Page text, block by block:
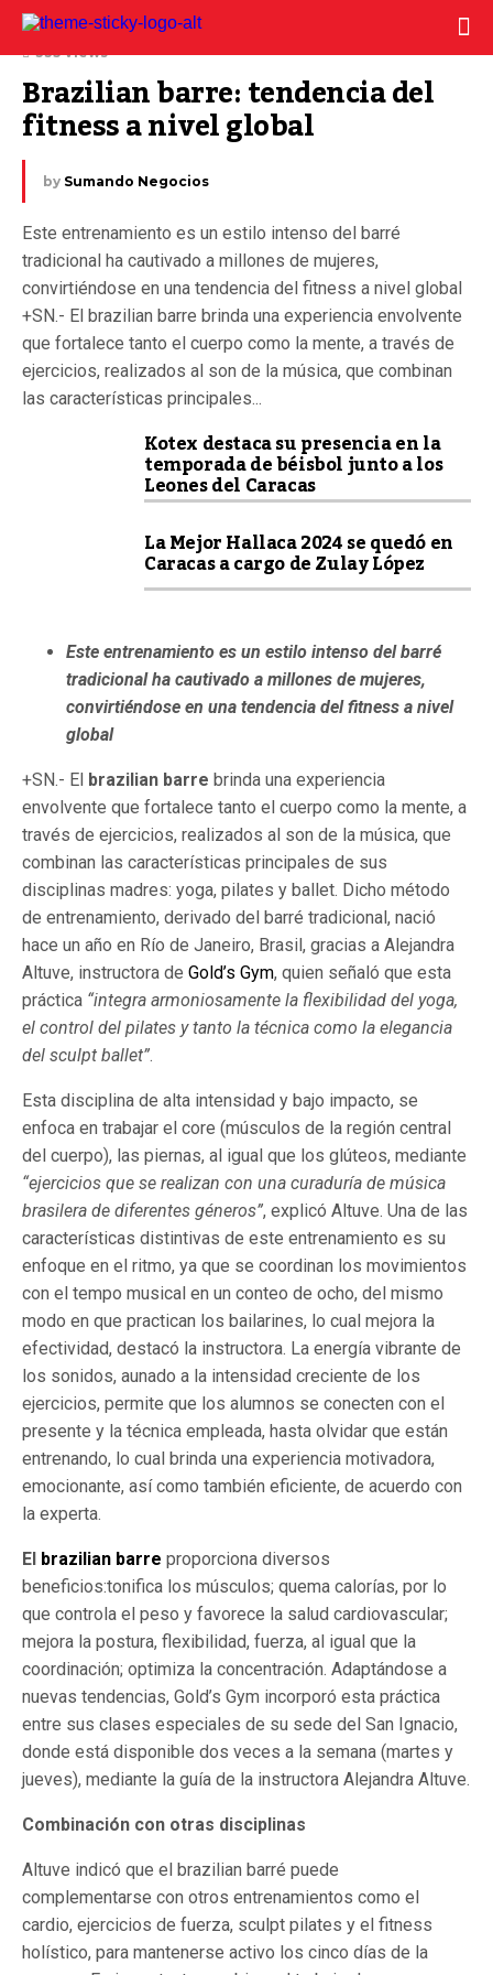
29 julio, 2025
335 Views
Brazilian barre: tendencia del
fitness a nivel global
by Sumando Negocios
Este entrenamiento es un estilo intenso del barré
tradicional ha cautivado a millones de mujeres,
convirtiéndose en una tendencia del fitness a nivel global
+SN.- El brazilian barre brinda una experiencia envolvente
que fortalece tanto el cuerpo como la mente, a través de
ejercicios, realizados al son de la música, que combinan
las características principales...
Kotex destaca su presencia en la
temporada de béisbol junto a los
Leones del Caracas
La Mejor Hallaca 2024 se quedó en
Caracas a cargo de Zulay López
Este entrenamiento es un estilo intenso del barré
tradicional ha cautivado a millones de mujeres,
convirtiéndose en una tendencia del fitness a nivel
global
+SN.- El brazilian barre brinda una experiencia
envolvente que fortalece tanto el cuerpo como la mente, a
través de ejercicios, realizados al son de la música, que
combinan las características principales de sus
disciplinas madres: yoga, pilates y ballet. Dicho método
de entrenamiento, derivado del barré tradicional, nació
hace un año en Río de Janeiro, Brasil, gracias a Alejandra
Altuve, instructora de Gold’s Gym, quien señaló que esta
práctica “integra armoniosamente la flexibilidad del yoga,
el control del pilates y tanto la técnica como la elegancia
del sculpt ballet”.
Esta disciplina de alta intensidad y bajo impacto, se
enfoca en trabajar el core (músculos de la región central
del cuerpo), las piernas, al igual que los glúteos, mediante
“ejercicios que se realizan con una curaduría de música
brasilera de diferentes géneros”, explicó Altuve. Una de las
características distintivas de este entrenamiento es su
enfoque en el ritmo, ya que se coordinan los movimientos
con el tempo musical en un conteo de ocho, del mismo
modo en que practican los bailarines, lo cual mejora la
efectividad, destacó la instructora. La energía vibrante de
los sonidos, aunado a la intensidad creciente de los
ejercicios, permite que los alumnos se conecten con el
presente y la técnica empleada, hasta olvidar que están
entrenando, lo cual brinda una experiencia motivadora,
emocionante, así como también eficiente, de acuerdo con
la experta.
El brazilian barre proporciona diversos
beneficios:tonifica los músculos; quema calorías, por lo
que controla el peso y favorece la salud cardiovascular;
mejora la postura, flexibilidad, fuerza, al igual que la
coordinación; optimiza la concentración. Adaptándose a
nuevas tendencias, Gold’s Gym incorporó esta práctica
entre sus clases especiales de su sede del San Ignacio,
donde está disponible dos veces a la semana (martes y
jueves), mediante la guía de la instructora Alejandra Altuve.
Combinación con otras disciplinas
Altuve indicó que el brazilian barré puede
complementarse con otros entrenamientos como el
cardio, ejercicios de fuerza, sculpt pilates y el fitness
holístico, para mantenerse activo los cinco días de la